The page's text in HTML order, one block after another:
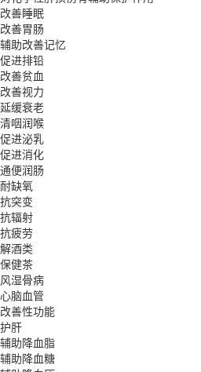
改善睡眠
改善胃肠
辅助改善记忆
促进排铅
改善贫血
改善视力
延缓衰老
清咽润喉
促进泌乳
促进消化
通便润肠
耐缺氧
抗突变
抗辐射
抗疲劳
解酒类
保健茶
风湿骨病
心脑血管
改善性功能
护肝
辅助降血脂
辅助降血糖